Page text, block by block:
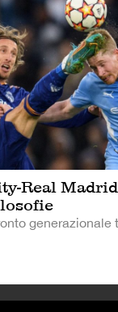
Real
generazionale